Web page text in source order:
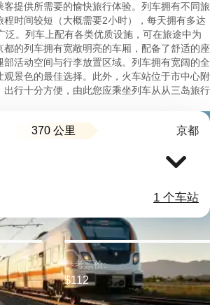
客提供所需要的愉快旅行体验。列车拥有不同旅
时间较短（大概需要2小时），每天拥有多达
泛。列车上配有各类优质设施，可在旅途中为
的列车拥有宽敞明亮的车厢，配备了舒适的座
活动空间与行李放置区域。列车拥有宽阔的全
景色的最佳选择。此外，火车站位于市中心附
行十分方便，由此您应乘坐列车从从三岛旅行
370 公里 京都
1 个车站
参考票价:
$112